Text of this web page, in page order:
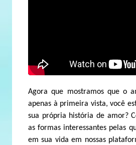
Agora que mostramos que o
apenas à primeira vista, você
sua própria história de amor?
as formas interessantes pelas
em sua vida em nossas